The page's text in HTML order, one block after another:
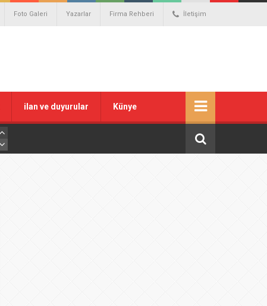
Foto Galeri Yazarlar Firma Rehberi İletişim
ilan ve duyurular Künye